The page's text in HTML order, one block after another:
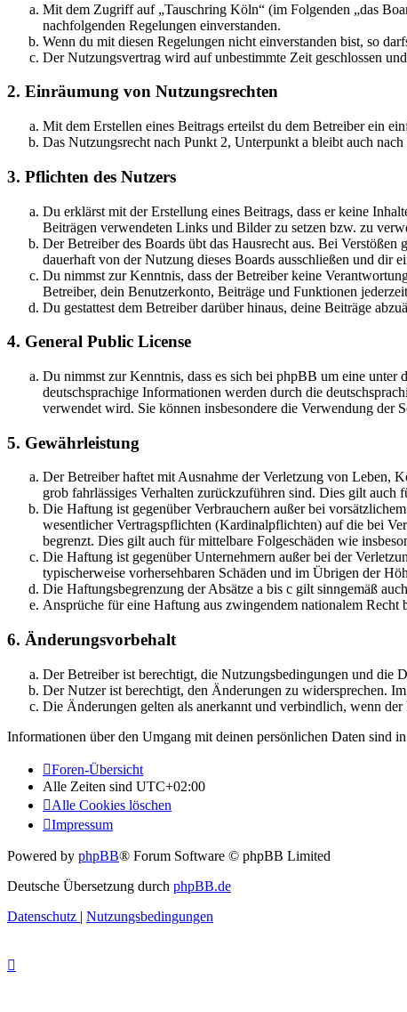
Mit dem Zugriff auf „Tauschring Köln“ (im Folgenden „das
nachfolgenden Regelungen einverstanden.
Wenn du mit diesen Regelungen nicht einverstanden bist, so
Der Nutzungsvertrag wird auf unbestimmte Zeit geschlossen
2. Einräumung von Nutzungsrechten
Mit dem Erstellen eines Beitrags erteilst du dem Betreiber ein
Das Nutzungsrecht nach Punkt 2, Unterpunkt a bleibt auch
3. Pflichten des Nutzers
Du erklärst mit der Erstellung eines Beitrags, dass er keine
Beiträgen verwendeten Links und Bilder zu setzen bzw. zu
Der Betreiber des Boards übt das Hausrecht aus. Bei
dauerhaft von der Nutzung dieses Boards ausschließen und dir
Du nimmst zur Kenntnis, dass der Betreiber keine
Betreiber, dein Benutzerkonto, Beiträge und Funktionen
Du gestattest dem Betreiber darüber hinaus, deine Beiträge
4. General Public License
Du nimmst zur Kenntnis, dass es sich bei phpBB um eine unter
deutschsprachige Informationen werden durch die
verwendet wird. Sie können insbesondere die Verwendung der
5. Gewährleistung
Der Betreiber haftet mit Ausnahme der Verletzung von Leben,
grob fahrlässiges Verhalten zurückzuführen sind. Dies gilt auch
Die Haftung ist gegenüber Verbrauchern außer bei
wesentlicher Vertragspflichten (Kardinalpflichten) auf die bei
begrenzt. Dies gilt auch für mittelbare Folgeschäden wie
Die Haftung ist gegenüber Unternehmern außer bei der
typischerweise vorhersehbaren Schäden und im Übrigen der
Die Haftungsbegrenzung der Absätze a bis c gilt sinngemäß
Ansprüche für eine Haftung aus zwingendem nationalem Recht
6. Änderungsvorbehalt
Der Betreiber ist berechtigt, die Nutzungsbedingungen und
Der Nutzer ist berechtigt, den Änderungen zu widersprechen.
Die Änderungen gelten als anerkannt und verbindlich, wenn
Informationen über den Umgang mit deinen persönlichen Daten sind
Foren-Übersicht
Alle Zeiten sind UTC+02:00
Alle Cookies löschen
Impressum
Powered by phpBB® Forum Software © phpBB Limited
Deutsche Übersetzung durch phpBB.de
Datenschutz | Nutzungsbedingungen